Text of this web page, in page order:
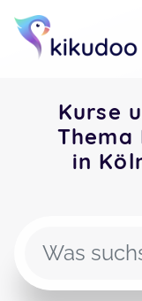
Kurse
in